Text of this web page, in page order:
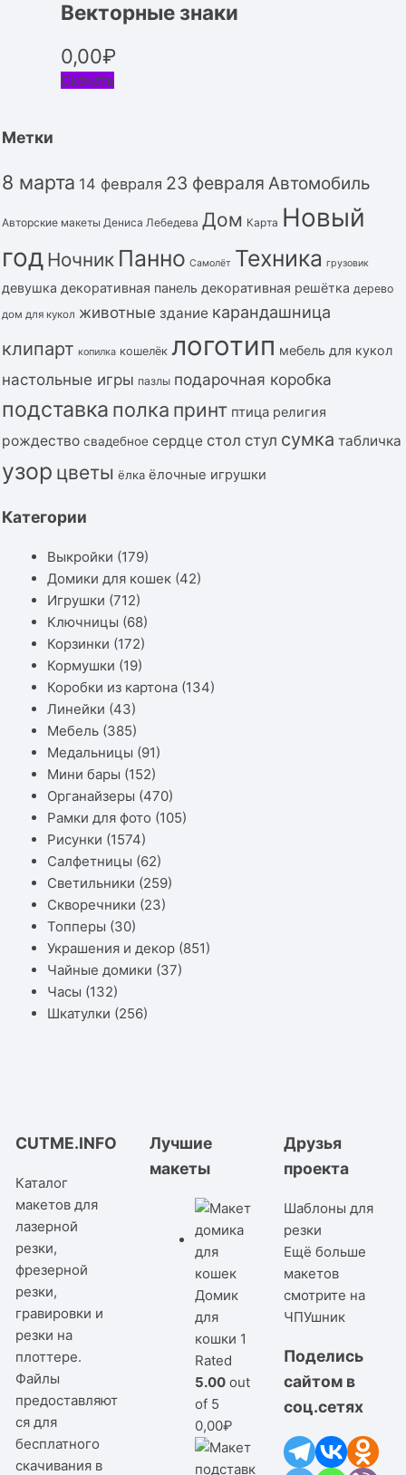
Векторные знаки
0,00₽
Скачать
Метки
8 марта 14 февраля 23 февраля Автомобиль
Авторские макеты Дениса Лебедева Дом Карта Новый
год Ночник Панно Самолёт Техника грузовик
девушка декоративная панель декоративная решётка дерево
дом для кукол животные здание карандашница
клипарт копилка кошелёк логотип мебель для кукол
настольные игры пазлы подарочная коробка
подставка полка принт птица религия
рождество свадебное сердце стол стул сумка табличка
узор цветы ёлка ёлочные игрушки
Категории
Выкройки (179)
Домики для кошек (42)
Игрушки (712)
Ключницы (68)
Корзинки (172)
Кормушки (19)
Коробки из картона (134)
Линейки (43)
Мебель (385)
Медальницы (91)
Мини бары (152)
Органайзеры (470)
Рамки для фото (105)
Рисунки (1574)
Салфетницы (62)
Светильники (259)
Скворечники (23)
Топперы (30)
Украшения и декор (851)
Чайные домики (37)
Часы (132)
Шкатулки (256)
CUTME.INFO
Каталог
макетов для
лазерной
резки,
фрезерной
резки,
гравировки и
резки на
плоттере.
Файлы
предоставляют
ся для
бесплатного
скачивания в
Лучшие
макеты
Домик
для
кошки 1
Rated
5.00 out
of 5
0,00₽
Друзья
проекта
Шаблоны для
резки
Ещё больше
макетов
смотрите на
ЧПУшник
Поделись
сайтом в
соц.сетях